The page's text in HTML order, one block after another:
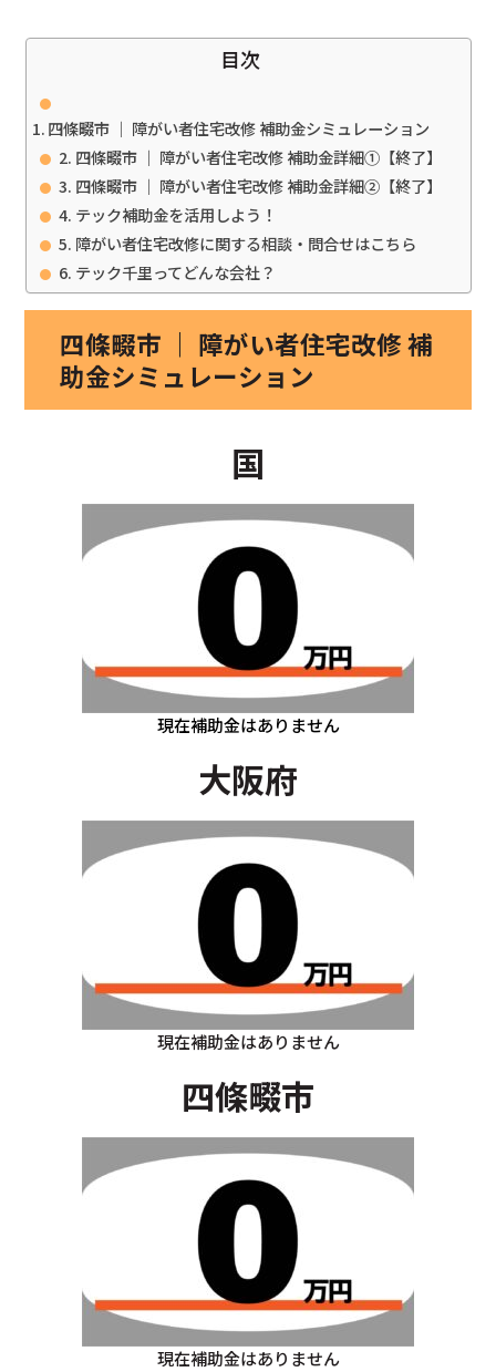
目次
四條畷市 ｜ 障がい者住宅改修 補助金シミュレーション
四條畷市 ｜ 障がい者住宅改修 補助金詳細①【終了】
四條畷市 ｜ 障がい者住宅改修 補助金詳細②【終了】
テック補助金を活用しよう！
障がい者住宅改修に関する相談・問合せはこちら
テック千里ってどんな会社？
四條畷市 ｜ 障がい者住宅改修 補
助金シミュレーション
国
現在補助金はありません
大阪府
現在補助金はありません
四條畷市
現在補助金はありません